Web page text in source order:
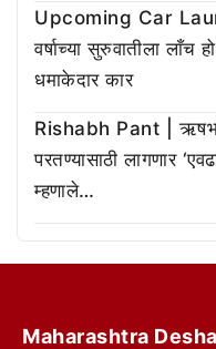
Upcoming Car
वर्षाच्या सुरुवातीला लाँच
धमाकेदार कार
Rishabh Pant | ऋषभ
परतण्यासाठी लागणार
म्हणाले…
Maharashtra Desha